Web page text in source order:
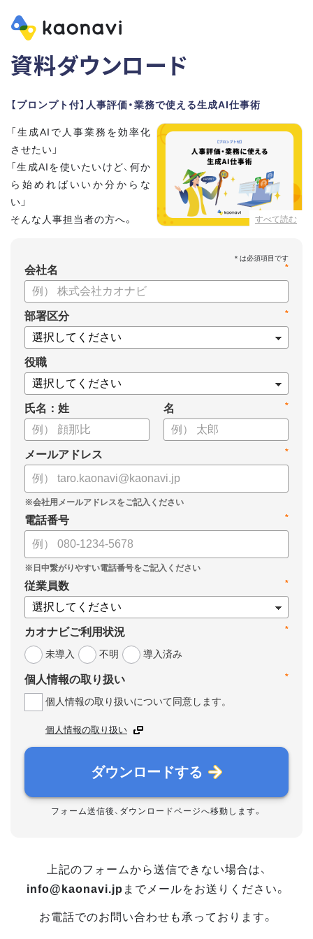
資料ダウンロード
【プロンプト付】人事評価・業務で使える生成AI仕事術
すべて読む
「生成AIで人事業務を効率化
させたい」
「生成AIを使いたいけど、何か
ら始めればいいか分からな
い」
そんな人事担当者の方へ。
本資料では、人事担当者300名の実態調査をもとに現場ですぐ
に役立つ生成AI活用術を紹介しています。
生成AI利用時のポイントや注意事項もまとめているため、これ
から始める方も安心です。評価シートフォーマットの作成や素
案の生成など、コピペで使えるプロンプトも収録！
生成AIを「壁打ち相手」や「作業アシスタント」にして、明日か
らの人事業務を効率化してみませんか？
【資料の内容】
・人事担当者に聞いた「生成AI活用に関する実態調査」
・生成AI利用における注意点やルール
・今日から使えるプロンプト集（人事評価、エンゲージメント業
務）
*
会社名
*
部署区分
役職
氏名：姓 *
名
*
メールアドレス
*
電話番号
*
従業員数
*
カオナビご利用状況
未導入
不明 導入済み
*
個人情報の取り扱い
個人情報の取り扱いについて同意します。
個人情報の取り扱い
ダウンロードする
フォーム送信後、ダウンロードページへ移動します。
上記のフォームから送信できない場合は、
info@kaonavi.jp までメールをお送りください。
お電話でのお問い合わせも承っております。